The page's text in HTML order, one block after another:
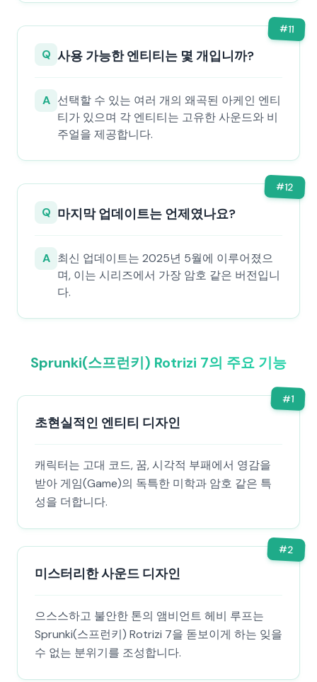
#11
Q 사용 가능한 엔티티는 몇 개입니까?
A 선택할 수 있는 여러 개의 왜곡된 아케인 엔티
티가 있으며 각 엔티티는 고유한 사운드와 비
주얼을 제공합니다.
#12
Q 마지막 업데이트는 언제였나요?
A 최신 업데이트는 2025년 5월에 이루어졌으
며, 이는 시리즈에서 가장 암호 같은 버전입니
다.
Sprunki(스프런키) Rotrizi 7의 주요 기능
#1
초현실적인 엔티티 디자인
캐릭터는 고대 코드, 꿈, 시각적 부패에서 영감을
받아 게임(Game)의 독특한 미학과 암호 같은 특
성을 더합니다.
#2
미스터리한 사운드 디자인
으스스하고 불안한 톤의 앰비언트 헤비 루프는
Sprunki(스프런키) Rotrizi 7을 돋보이게 하는 잊을
수 없는 분위기를 조성합니다.